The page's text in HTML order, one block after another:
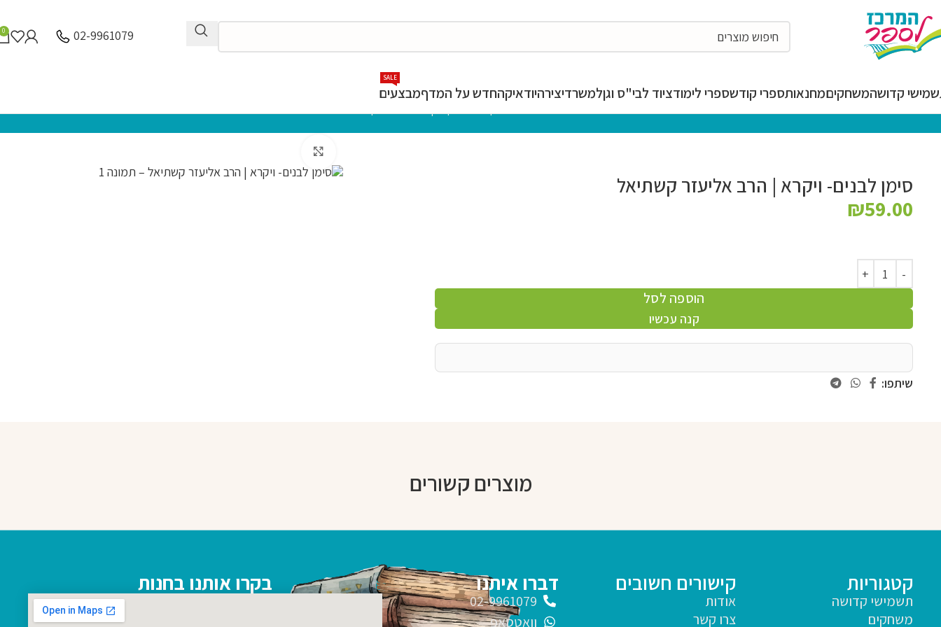
02-9961079
0
קדושהמשחקיםמחנאותספרי קודשספרי לימודציוד לבי"ס וגןלמשרדיצירהיודאיקהחדש על המדףמבצעים
SALE
סימן לבנים- ויקרא | הרב אליעזר קשתיאל
₪59.00
הוספה לסל
קנה עכשיו
שיתפו:
מוצרים קשורים
קטגוריות
תשמישי קדושה
משחקים
קישורים חשובים
אודות
צרו קשר
דברו איתנו
02-9961079
וואטסאפ
בקרו אותנו בחנות